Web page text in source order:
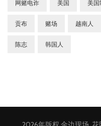
网赌电诈 美国 美国
贡布 赌场 越南人
陈志 韩国人